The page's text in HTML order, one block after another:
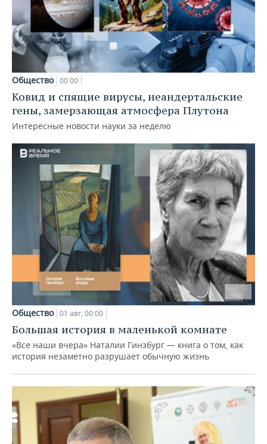
Общество 00:00
Ковид и спящие вирусы, неандертальские
гены, замерзающая атмосфера Плутона
Интересные новости науки за неделю
Общество 01 авг, 00:00
Большая история в маленькой комнате
«Все наши вчера» Наталии Гинзбург — книга о том, как
история незаметно разрушает обычную жизнь